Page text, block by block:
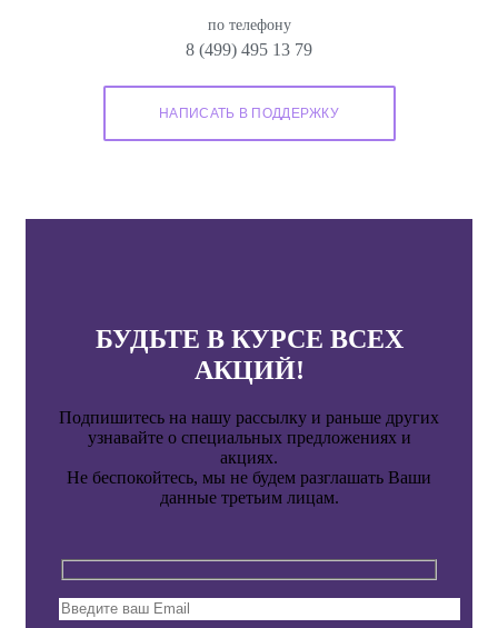
по телефону
8 (499) 495 13 79
БУДЬТЕ В КУРСЕ ВСЕХ
АКЦИЙ!
Подпишитесь на нашу рассылку и раньше других
узнавайте о специальных предложениях и
акциях.
Не беспокойтесь, мы не будем разглашать Ваши
данные третьим лицам.